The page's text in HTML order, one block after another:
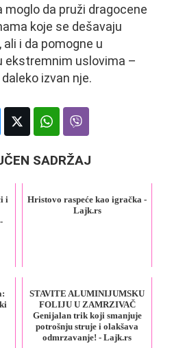
da pruži dragocene
koje se dešavaju
i da pomogne u
ekstremnim uslovima –
izvan nje.
SADRŽAJ
i
Hristovo raspeće kao igračka -
Lajk.rs
STAVITE ALUMINIJUMSKU
FOLIJU U ZAMRZIVAČ
Genijalan trik koji smanjuje
potrošnju struje i olakšava
odmrzavanje! - Lajk.rs